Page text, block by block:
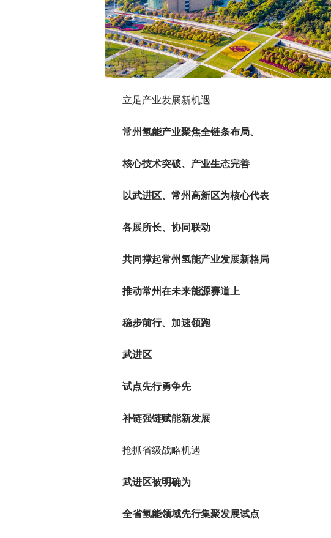
立足产业发展新机遇
常州氢能产业聚焦全链条布局、
核心技术突破、产业生态完善
以武进区、常州高新区为核心代表
各展所长、协同联动
共同撑起常州氢能产业发展新格局
推动常州在未来能源赛道上
稳步前行、加速领跑
武进区
试点先行勇争先
补链强链赋能新发展
抢抓省级战略机遇
武进区被明确为
全省氢能领域先行集聚发展试点